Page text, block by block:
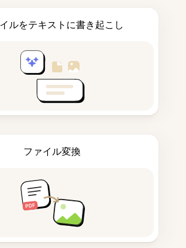
ルをテキストに書き起こし
ファイル変換